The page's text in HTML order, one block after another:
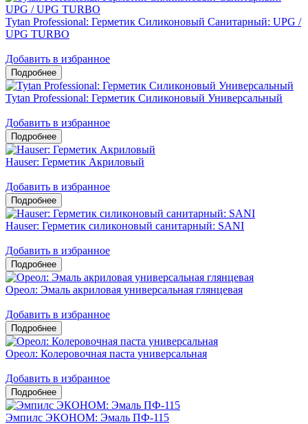
Tytan Professional: Герметик Силиконовый Санитарный: UPG /
UPG TURBO
Добавить в избранное
Tytan Professional: Герметик Силиконовый Универсальный
Добавить в избранное
Hauser: Герметик Акриловый
Добавить в избранное
Hauser: Герметик силиконовый санитарный: SANI
Добавить в избранное
Ореол: Эмаль акриловая универсальная глянцевая
Добавить в избранное
Ореол: Колеровочная паста универсальная
Добавить в избранное
Эмпилс ЭКОНОМ: Эмаль ПФ-115